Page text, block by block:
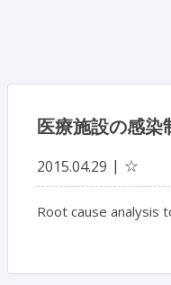
医療施設の感染
2015.04.29 ☆
Root cause analysis